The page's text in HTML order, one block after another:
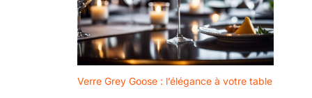
Verre Grey Goose : l’élégance à votre table